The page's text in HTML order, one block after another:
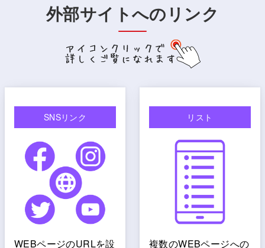
外部サイトへのリンク
SNSリンク
WEBページのURLを設
リスト
複数のWEBページへの